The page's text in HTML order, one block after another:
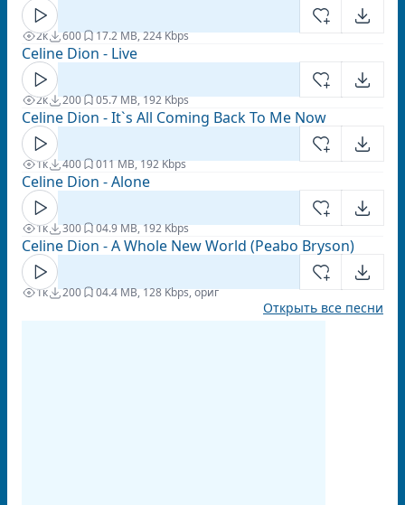
2к 600 17.2 MB, 224 Kbps
Celine Dion - Live
2к 200 05.7 MB, 192 Kbps
Celine Dion - It`s All Coming Back To Me Now
1к 400 011 MB, 192 Kbps
Celine Dion - Alone
1к 300 04.9 MB, 192 Kbps
Celine Dion - A Whole New World (Peabo Bryson)
1к 200 04.4 MB, 128 Kbps, ориг
Открыть все песни